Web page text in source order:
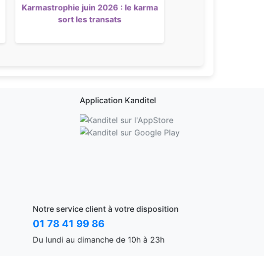
Karmastrophie juin 2026 : le karma
sort les transats
Application Kanditel
Notre service client à votre disposition
01 78 41 99 86
Du lundi au dimanche de 10h à 23h